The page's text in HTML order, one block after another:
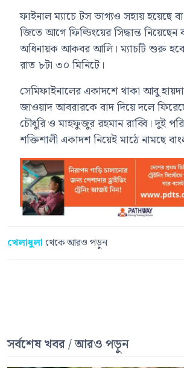
ফাইনাল ম্যাচে টস ভাগ্যও সহায় হয়েছে
জিতে আগে ফিল্ডিংয়ের সিদ্ধান্ত নিয়েছেন
অধিনায়ক আকবর আলি। ম্যাচটি শুরু
রাত ৮টা ৩০ মিনিটে।
সেমিফাইনালের একাদশে থাকা আবু
জাওয়াদ আবরারকে বাদ দিয়ে দলে
চৌধুরি ও মাহফুজুর রহমান রাব্বি। দুই
শক্তিশালী একাদশ নিয়েই মাঠে নামছে
খেলাধুলা থেকে আরও পড়ুন
সর্বশেষ খবর / আরও পড়ুন